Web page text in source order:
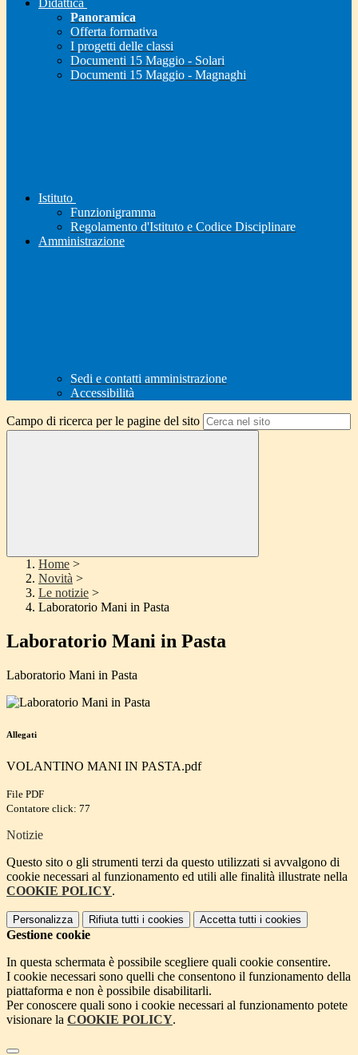
Didattica
Panoramica
Offerta formativa
I progetti delle classi
Documenti 15 Maggio - Solari
Documenti 15 Maggio - Magnaghi
Istituto
Funzionigramma
Regolamento d'Istituto e Codice Disciplinare
Amministrazione
Sedi e contatti amministrazione
Accessibilità
Campo di ricerca per le pagine del sito
Home >
Novità >
Le notizie >
Laboratorio Mani in Pasta
Laboratorio Mani in Pasta
Laboratorio Mani in Pasta
Allegati
VOLANTINO MANI IN PASTA.pdf
File PDF
Contatore click: 77
Notizie
Questo sito o gli strumenti terzi da questo utilizzati si avvalgono di
cookie necessari al funzionamento ed utili alle finalità illustrate nella
COOKIE POLICY.
Personalizza Rifiuta tutti i cookies Accetta tutti i cookies
Gestione cookie
In questa schermata è possibile scegliere quali cookie consentire.
I cookie necessari sono quelli che consentono il funzionamento della
piattaforma e non è possibile disabilitarli.
Per conoscere quali sono i cookie necessari al funzionamento potete
visionare la COOKIE POLICY.